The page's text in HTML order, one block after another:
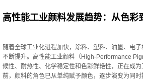
高性能工业颜料发展趋势：从色彩
随着全球工业化进程加快，涂料、塑料、油墨、电
不断提升。高性能工业颜料（High-Performance
候性、耐热性、化学稳定性和色彩鲜艳性，正在成
前，颜料的角色已从单纯赋予颜色，逐步演变为同